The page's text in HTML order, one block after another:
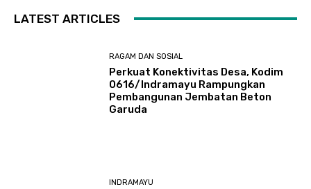
LATEST ARTICLES
RAGAM DAN SOSIAL
​Perkuat Konektivitas Desa, Kodim
0616/Indramayu Rampungkan
Pembangunan Jembatan Beton
Garuda
INDRAMAYU